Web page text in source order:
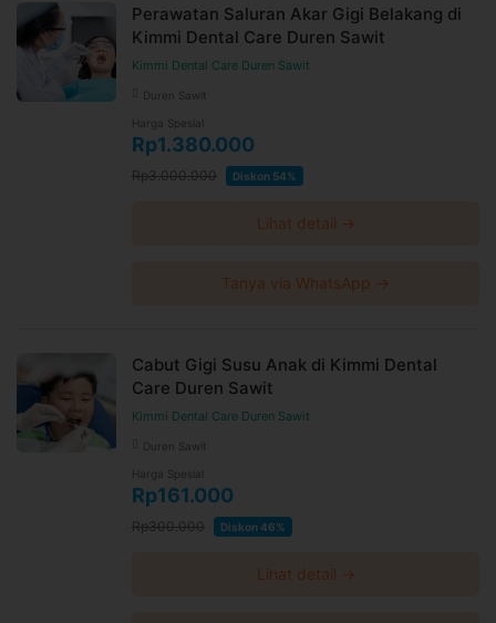
Perawatan Saluran Akar Gigi Belakang di
Kimmi Dental Care Duren Sawit
Kimmi Dental Care Duren Sawit
Duren Sawit
Harga Spesial
Rp1.380.000
Rp3.000.000 Diskon 54%
Lihat detail →
Tanya via WhatsApp →
Cabut Gigi Susu Anak di Kimmi Dental
Care Duren Sawit
Kimmi Dental Care Duren Sawit
Duren Sawit
Harga Spesial
Rp161.000
Rp300.000 Diskon 46%
Lihat detail →